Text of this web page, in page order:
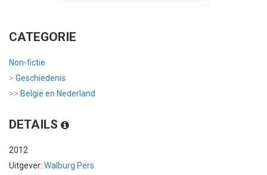
CATEGORIE
Non-fictie
> Geschiedenis
>> België en Nederland
DETAILS
2012
Uitgever: Walburg Pers